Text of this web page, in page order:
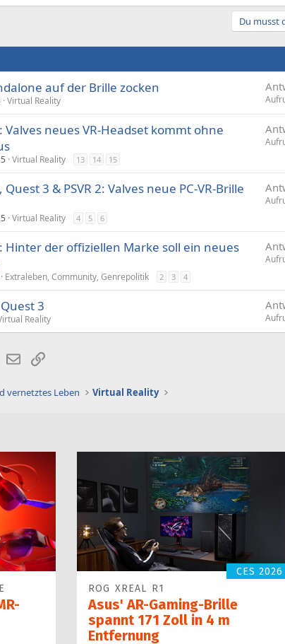
Du musst
auf der Brille zocken
Virtual Reality
Valves neues VR-Headset kommt ohne
Virtual Reality 13 14 15
3 & PSVR 2: Valves neue PC-VR-Brille
Virtual Reality 4 5 6
Hinter der offiziellen Marke soll ein neues
Extraleben, Community, Genrepolitik 2 3 4
3
Reality
E-MailLink
vernetztes Leben Virtual Reality
CES 2026
ROG XREAL R1
Asus' AR-Gaming-Brille
spannt 171 Zoll in 4 m
Entfernung